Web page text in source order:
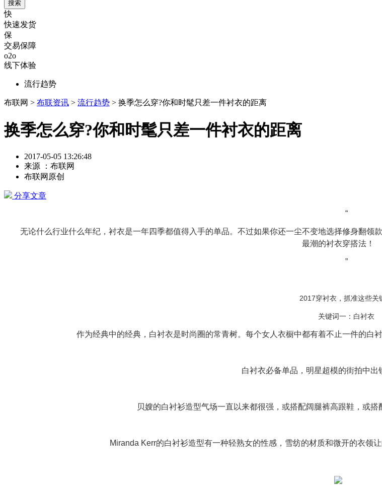
快
快速发货
保
交易保障
o2o
线下体验
流行趋势
布联网 > 布联资讯 > 流行趋势 > 换季怎么穿?你和时髦只差一件衬衣的距离
换季怎么穿?你和时髦只差一件衬衣的距离
2017-05-05 13:26:48
来源 ：布联网
布联网原创
分享文章
“
无论什么行业什么年纪，衬衣是一年四季都值得入手的单品。不过如果你还一尘不变地选择修身翻领
最潮的衬衣穿搭法！
”
2017穿衬衣，抓准这些关
关键词一：白衬衣
作为经典中的经典，白衬衣是时尚圈的常青树。每个女人衣橱中都有着不止一件的白
白衬衣必备单品，明星超模的街拍中出
贝嫂的白衬衫造型气场一直以来都很强，或搭配阔腿裤高跟鞋，或搭
Miranda Kerr的白衬衫造型有一种轻熟女的性感，雪纺的材质和微开的衣领让